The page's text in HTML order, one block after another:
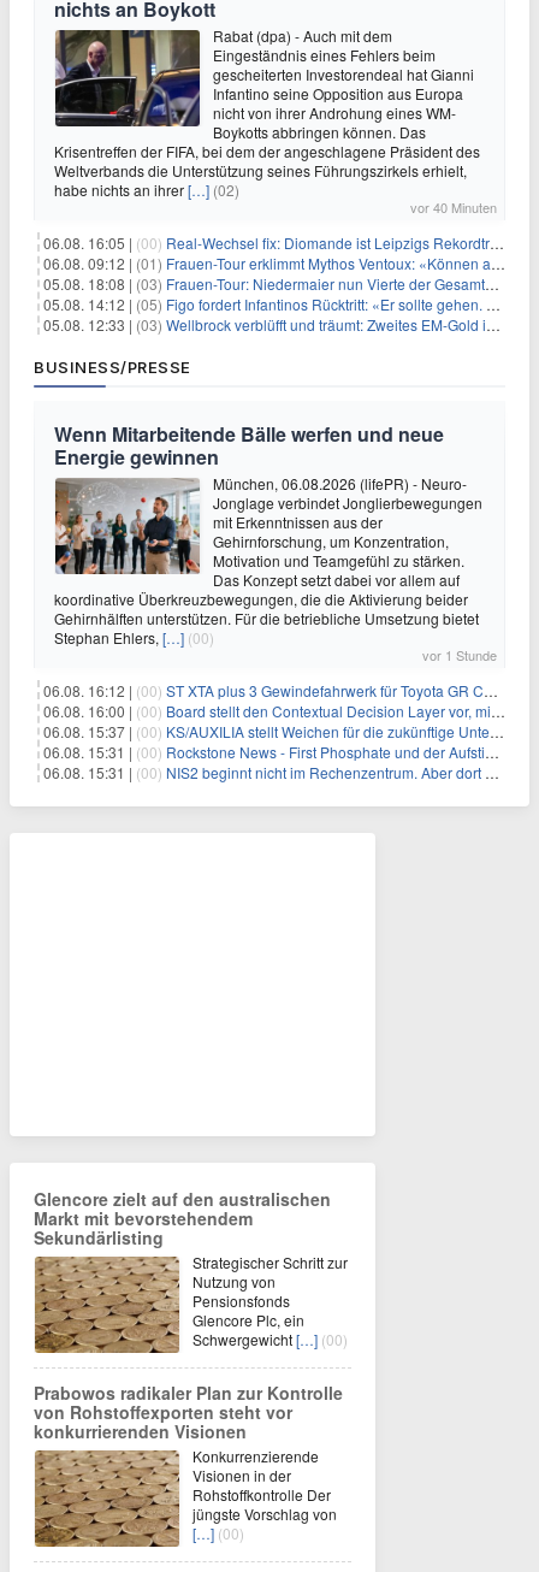
nichts an Boykott
Rabat (dpa) - Auch mit dem
Eingeständnis eines Fehlers beim
gescheiterten Investorendeal hat Gianni
Infantino seine Opposition aus Europa
nicht von ihrer Androhung eines WM-
Boykotts abbringen können. Das
Krisentreffen der FIFA, bei dem der angeschlagene Präsident des
Weltverbands die Unterstützung seines Führungszirkels erhielt,
habe nichts an ihrer[…] (02)
vor 40 Minuten
06.08. 16:05 | (00) Real-Wechsel fix: Diomande ist Leipzigs Rekordtransfer
06.08. 09:12 | (01) Frauen-Tour erklimmt Mythos Ventoux: «Können alles schaffen»
05.08. 18:08 | (03) Frauen-Tour: Niedermaier nun Vierte der Gesamtwertung
05.08. 14:12 | (05) Figo fordert Infantinos Rücktritt: «Er sollte gehen. Jetzt»
05.08. 12:33 | (03) Wellbrock verblüfft und träumt: Zweites EM-Gold in Paris
BUSINESS/PRESSE
Wenn Mitarbeitende Bälle werfen und neue
Energie gewinnen
München, 06.08.2026 (lifePR) - Neuro-
Jonglage verbindet Jonglierbewegungen
mit Erkenntnissen aus der
Gehirnforschung, um Konzentration,
Motivation und Teamgefühl zu stärken.
Das Konzept setzt dabei vor allem auf
koordinative Überkreuzbewegungen, die die Aktivierung beider
Gehirnhälften unterstützen. Für die betriebliche Umsetzung bietet
Stephan Ehlers, […] (00)
vor 1 Stunde
06.08. 16:12 | (00) ST XTA plus 3 Gewindefahrwerk für Toyota GR Corolla entwickelt: Erstklassige Straßenlage in jeder Situation
06.08. 16:00 | (00) Board stellt den Contextual Decision Layer vor, mit dem Unternehmensdaten und KI-Investitionen in intelligentere Geschäftsentscheidungen umgesetzt wer
06.08. 15:37 | (00) KS/AUXILIA stellt Weichen für die zukünftige Unternehmensführung
06.08. 15:31 | (00) Rockstone News - First Phosphate und der Aufstieg der nordamerikanischen Batterie-Unabhängigkeit: Die Entstehung des Battery Valley in Québec
06.08. 15:31 | (00) NIS2 beginnt nicht im Rechenzentrum. Aber dort endet sie auch nicht.
Glencore zielt auf den australischen
Markt mit bevorstehendem
Sekundärlisting
Strategischer Schritt zur
Nutzung von
Pensionsfonds
Glencore Plc, ein
Schwergewicht[…] (00)
Prabowos radikaler Plan zur Kontrolle
von Rohstoffexporten steht vor
konkurrierenden Visionen
Konkurrenzierende
Visionen in der
Rohstoffkontrolle Der
jüngste Vorschlag von
[…] (00)